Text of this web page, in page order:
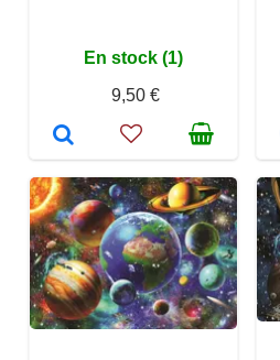
En stock (1)
9,50 €